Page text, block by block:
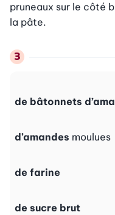
pruneaux sur le côté
la pâte.
de bâtonnets
d’amandes moulues
de farine
de sucre brut